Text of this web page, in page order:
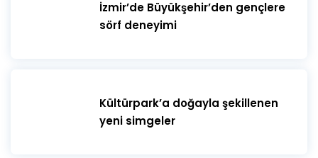
İzmir’de Büyükşehir’den gençlere
sörf deneyimi
Kültürpark’a doğayla şekillenen
yeni simgeler